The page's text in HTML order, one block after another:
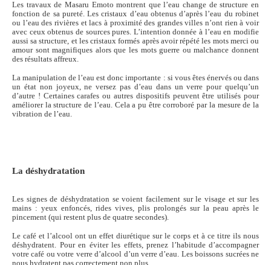
Les travaux de Masaru Emoto montrent que l’eau change de structure en
fonction de sa pureté. Les cristaux d’eau obtenus d’après l’eau du robinet
ou l’eau des rivières et lacs à proximité des grandes villes n’ont rien à voir
avec ceux obtenus de sources pures. L’intention donnée à l’eau en modifie
aussi sa structure, et les cristaux formés après avoir répété les mots merci ou
amour sont magnifiques alors que les mots guerre ou malchance donnent
des résultats affreux.
La manipulation de l’eau est donc importante : si vous êtes énervés ou dans
un état non joyeux, ne versez pas d’eau dans un verre pour quelqu’un
d’autre ! Certaines carafes ou autres dispositifs peuvent être utilisés pour
améliorer la structure de l’eau. Cela a pu être corroboré par la mesure de la
vibration de l’eau.
La déshydratation
Les signes de déshydratation se voient facilement sur le visage et sur les
mains : yeux enfoncés, rides vives, plis prolongés sur la peau après le
pincement (qui restent plus de quatre secondes).
Le café et l’alcool ont un effet diurétique sur le corps et à ce titre ils nous
déshydratent. Pour en éviter les effets, prenez l’habitude d’accompagner
votre café ou votre verre d’alcool d’un verre d’eau. Les boissons sucrées ne
nous hydratent pas correctement non plus.